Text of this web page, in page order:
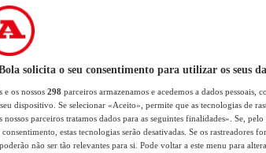
solicita o seu consentimento para utilizar os seus
e os nossos 298 parceiros armazenamos e acedemos a dados pessoais,
dispositivo. Se selecionar «Aceito», permite que as tecnologias de
nossos parceiros tratamos dados para as seguintes finalidades». Se,
consentimento, estas tecnologias serão desativadas. Se os rastreadores
não ser tão relevantes para si. Pode voltar a este menu para